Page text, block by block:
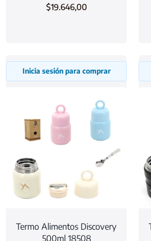
$19.646,00
Inicia sesión para comprar
Termo Alimentos Discovery
500ml 18508